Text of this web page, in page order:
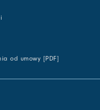
od umowy [PDF]